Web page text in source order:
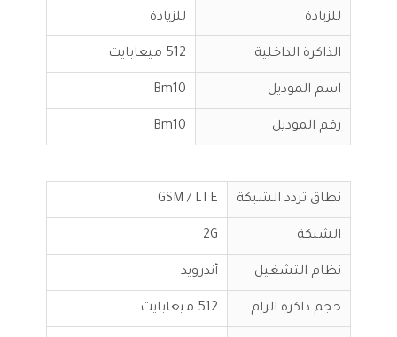
للزيادة
للزيادة
الذاكرة الداخلية 512 ميغابايت
اسم الموديل Bm10
رقم الموديل Bm10
نطاق تردد الشبكة GSM / LTE
الشبكة 2G
نظام التشغيل أندرويد
حجم ذاكرة الرام 512 ميغابايت